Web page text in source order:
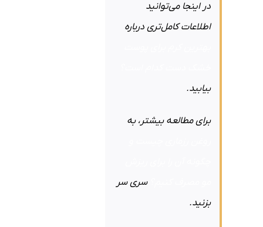
در اینجا می‌توانید
اطلاعات کامل‌تری درباره
بیابید.
برای مطالعه بیشتر، به
سری سر
بزنید.